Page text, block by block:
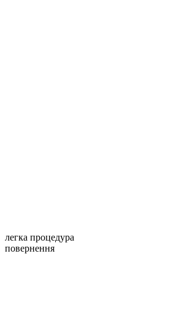
легка процедура
повернення